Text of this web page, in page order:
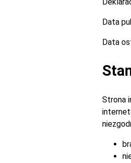
Data
Data
Strona